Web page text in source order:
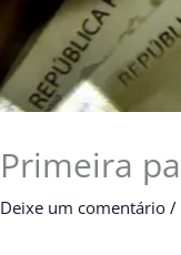
Primeira
Deixe um comentário /